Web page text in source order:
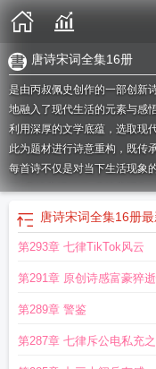
唐诗宋词全集16册
是由丙叔佩史创作的一部创新
地融入了现代生活的元素与感
利用深厚的文学底蕴，选取现
此为题材进行诗意重构，既传
每首诗不仅是对当下生活现象
画唐诗宋词画画唐诗宋词集
词插画 唐诗宋词画谱插画 唐
宋词
诗宋词17讲唐诗宋词by唐诗
唐诗宋词全集16册
第293章 七律TikTok风云
第291章 原创诗感富豪猝
第289章 警鉴
第287章 七律斥公电私充